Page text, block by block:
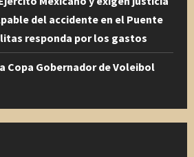
del accidente en el Puente
responda por los gastos
Copa Gobernador de Voleibol